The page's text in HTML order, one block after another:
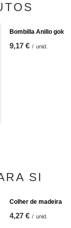
Bombilla Anillo gold
9,17 € / unid.
SI
Colher de madeira
4,27 € / unid.